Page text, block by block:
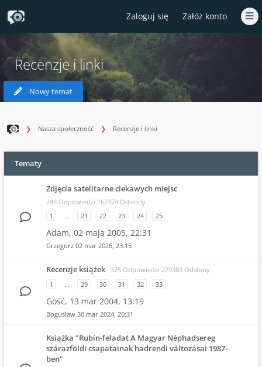
Zaloguj się Załóż konto
Recenzje i linki
Nowy temat
Nasza społeczność Recenzje i linki
Tematy
Zdjęcia satelitarne ciekawych miejsc
243 Odpowiedzi 167374 Odsłony
1
… 21 22 23 24 25
Adam, 02 maja 2005, 22:31
Grzegorz 02 mar 2026, 23:15
Recenzje książek 325 Odpowiedzi 279383 Odsłony
1
… 29 30 31 32 33
Gość, 13 mar 2004, 13:19
Bogusław 30 mar 2024, 20:31
Książka "Rubin-feladat A Magyar Néphadsereg
szárazföldi csapatainak hadrendi változásai 1987-
ben"